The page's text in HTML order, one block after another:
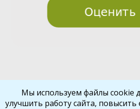
vio
Мы используем файлы cookie
улучшить работу сайта, повысить